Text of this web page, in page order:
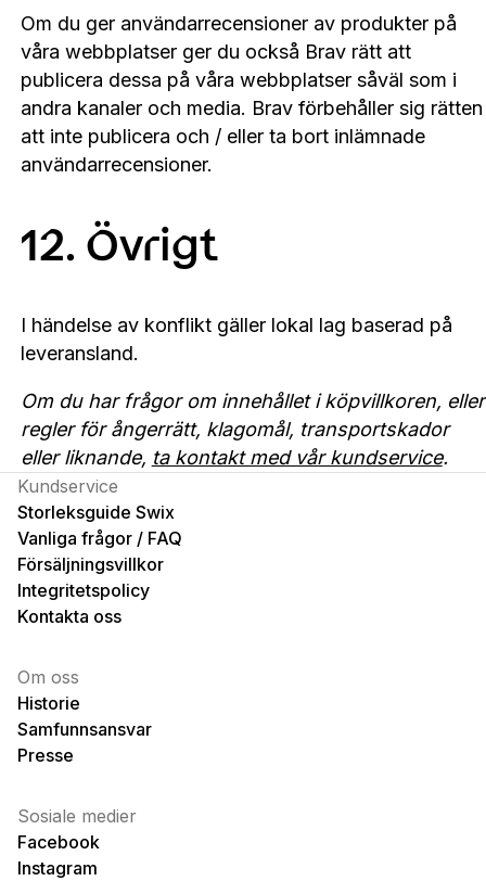
Om du ger användarrecensioner av produkter på
våra webbplatser ger du också Brav rätt att
publicera dessa på våra webbplatser såväl som i
andra kanaler och media. Brav förbehåller sig rätten
att inte publicera och / eller ta bort inlämnade
användarrecensioner.
12. Övrigt
I händelse av konflikt gäller lokal lag baserad på
leveransland.
Om du har frågor om innehållet i köpvillkoren, eller
regler för ångerrätt, klagomål, transportskador
eller liknande, ta kontakt med vår kundservice.
Kundservice
Storleksguide Swix
Vanliga frågor / FAQ
Försäljningsvillkor
Integritetspolicy
Kontakta oss
Om oss
Historie
Samfunnsansvar
Presse
Sosiale medier
Facebook
Instagram